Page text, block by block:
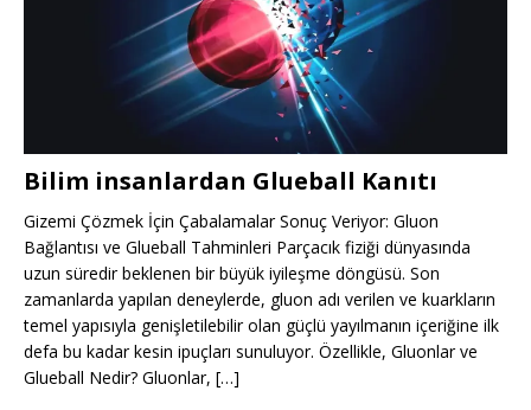
Bilim insanlardan Glueball Kanıtı
Gizemi Çözmek İçin Çabalamalar Sonuç Veriyor: Gluon
Bağlantısı ve Glueball Tahminleri Parçacık fiziği dünyasında
uzun süredir beklenen bir büyük iyileşme döngüsü. Son
zamanlarda yapılan deneylerde, gluon adı verilen ve kuarkların
temel yapısıyla genişletilebilir olan güçlü yayılmanın içeriğine ilk
defa bu kadar kesin ipuçları sunuluyor. Özellikle, Gluonlar ve
Glueball Nedir? Gluonlar, […]